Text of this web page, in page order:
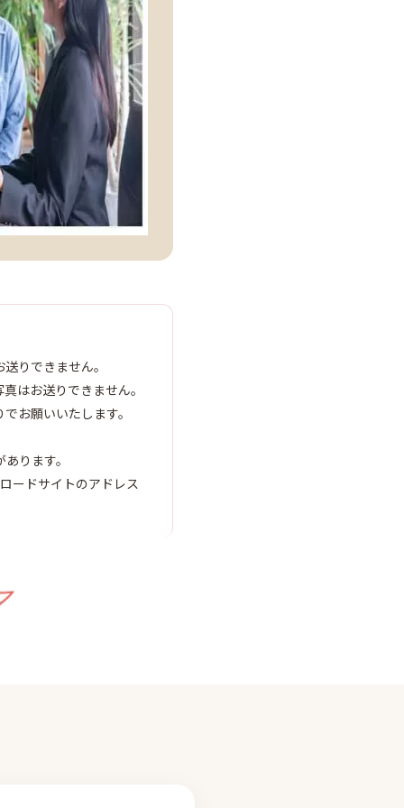
りできません。
はお送りできません。
お願いいたします。
ります。
ードサイトのアドレス